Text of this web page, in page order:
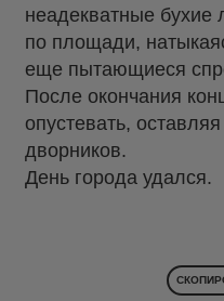
неадекватные бухие
по площади,
еще пытающиеся
После окончания
опустевать,
дворников.
День города удался.